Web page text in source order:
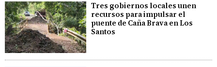
Tres gobiernos locales unen
recursos para impulsar el
puente de Caña Brava en Los
Santos